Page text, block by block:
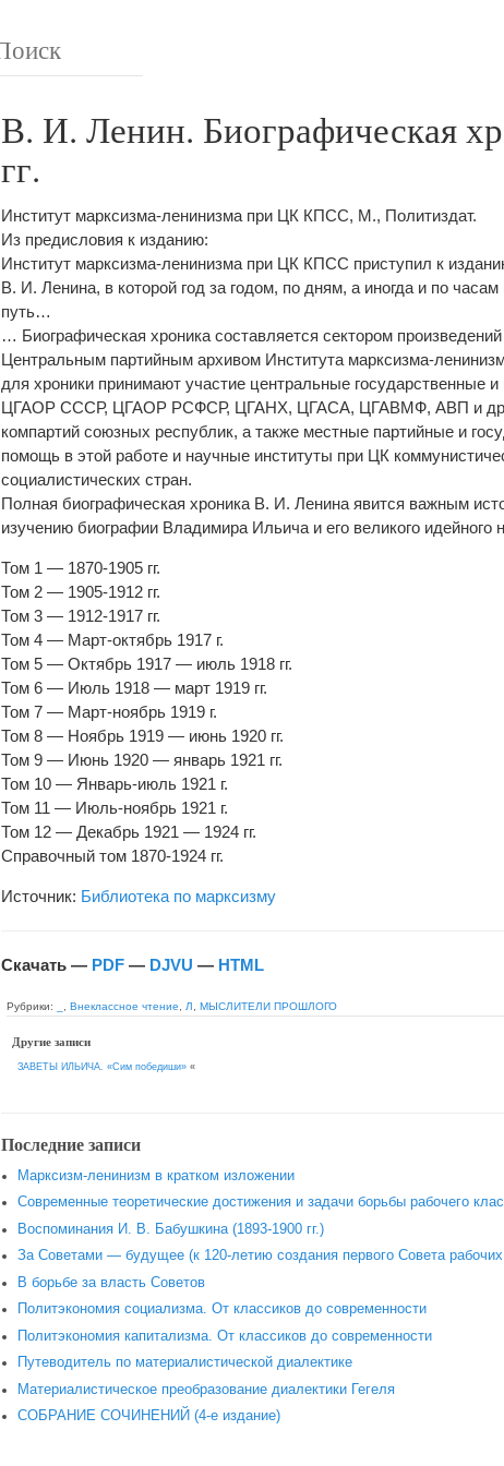
В. И. Ленин. Биографическая
гг.
Институт марксизма-ленинизма при ЦК КПСС, М., Политиздат.
Из предисловия к изданию:
Институт марксизма-ленинизма при ЦК КПСС приступил к
В. И. Ленина, в которой год за годом, по дням, а иногда и по
путь…
… Биографическая хроника составляется сектором
Центральным партийным архивом Института марксизма-
для хроники принимают участие центральные
ЦГАОР СССР, ЦГАОР РСФСР, ЦГАНХ, ЦГАСА, ЦГАВМФ, АВП и др.),
компартий союзных республик, а также местные партийные и
помощь в этой работе и научные институты при ЦК
социалистических стран.
Полная биографическая хроника В. И. Ленина явится важным
изучению биографии Владимира Ильича и его великого идейного
Том 1 — 1870-1905 гг.
Том 2 — 1905-1912 гг.
Том 3 — 1912-1917 гг.
Том 4 — Март-октябрь 1917 г.
Том 5 — Октябрь 1917 — июль 1918 гг.
Том 6 — Июль 1918 — март 1919 гг.
Том 7 — Март-ноябрь 1919 г.
Том 8 — Ноябрь 1919 — июнь 1920 гг.
Том 9 — Июнь 1920 — январь 1921 гг.
Том 10 — Январь-июль 1921 г.
Том 11 — Июль-ноябрь 1921 г.
Том 12 — Декабрь 1921 — 1924 гг.
Справочный том 1870-1924 гг.
Источник: Библиотека по марксизму
Скачать — PDF — DJVU — HTML
Рубрики: Внеклассное чтение Л МЫСЛИТЕЛИ ПРОШЛОГО
Другие записи
ЗАВЕТЫ ИЛЬИЧА. «Сим победиши» «
Последние записи
Марксизм-ленинизм в кратком изложении
Современные теоретические достижения и задачи борьбы рабочего
Воспоминания И. В. Бабушкина (1893-1900 гг.)
За Советами — будущее (к 120‑летию создания первого Совета
В борьбе за власть Советов
Политэкономия социализма. От классиков до современности
Политэкономия капитализма. От классиков до современности
Путеводитель по материалистической диалектике
Материалистическое преобразование диалектики Гегеля
СОБРАНИЕ СОЧИНЕНИЙ (4-е издание)